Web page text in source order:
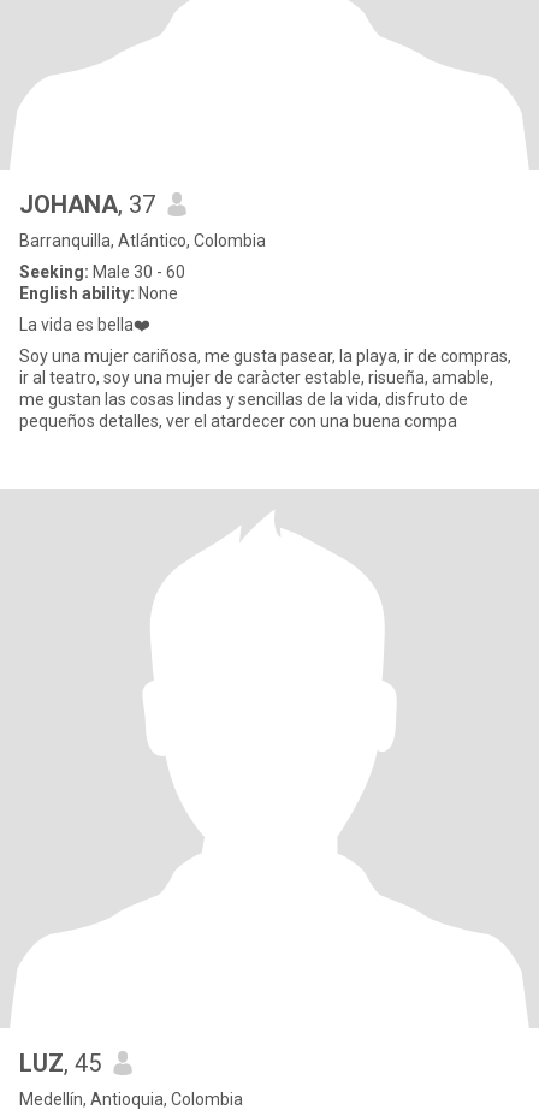
JOHANA, 37
Barranquilla, Atlántico, Colombia
Seeking: Male 30 - 60
English ability: None
La vida es bella❤️
Soy una mujer cariñosa, me gusta pasear, la playa, ir de compras,
ir al teatro, soy una mujer de caràcter estable, risueña, amable,
me gustan las cosas lindas y sencillas de la vida, disfruto de
pequeños detalles, ver el atardecer con una buena compa
LUZ, 45
Medellín, Antioquia, Colombia